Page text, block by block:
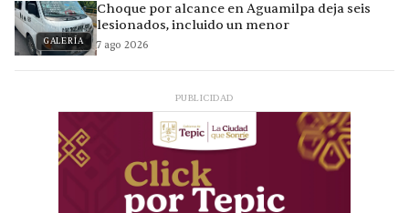
GALERÍA
Choque por alcance en Aguamilpa deja seis
lesionados, incluido un menor
7 ago 2026
PUBLICIDAD